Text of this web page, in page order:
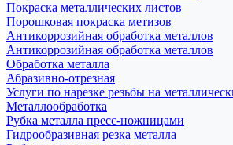
Покраска металлических листов
Порошковая покраска метизов
Антикоррозийная обработка металлов
Антикоррозийная обработка металлов
Обработка металла
Абразивно-отрезная
Услуги по нарезке резьбы на
Металлообработка
Рубка металла пресс-ножницами
Гидрообразивная резка металла